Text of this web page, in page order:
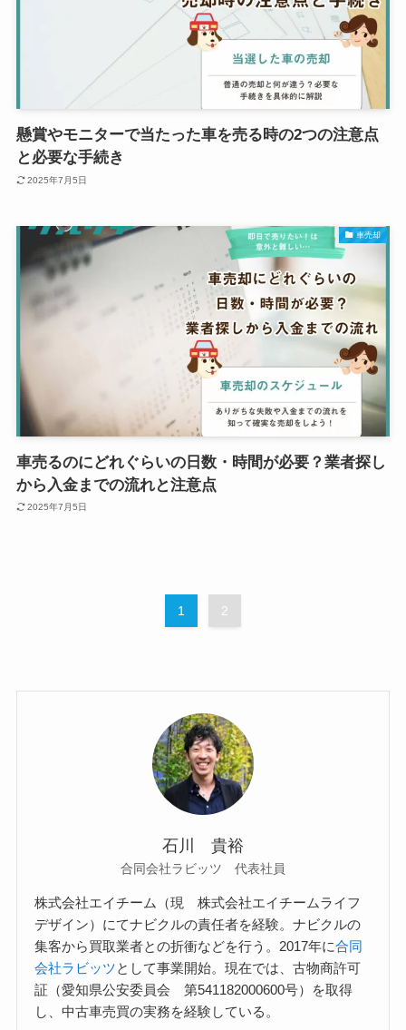
懸賞やモニターで当たった車を売る時の2つの注意点
と必要な手続き
2025年7月5日
車売却
車売るのにどれぐらいの日数・時間が必要？業者探し
から入金までの流れと注意点
2025年7月5日
1 2
石川 貴裕
合同会社ラビッツ 代表社員
株式会社エイチーム（現 株式会社エイチームライフ
デザイン）にてナビクルの責任者を経験。ナビクルの
集客から買取業者との折衝などを行う。2017年に合同
会社ラビッツとして事業開始。現在では、古物商許可
証（愛知県公安委員会 第541182000600号）を取得
し、中古車売買の実務を経験している。